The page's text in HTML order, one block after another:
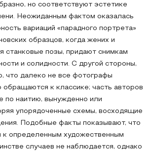
но соответствуют эстетике
Неожиданным фактом оказалась
вариаций «парадного портрета»
образцов, когда жених и
станковые позы, придают снимкам
и солидности. С другой стороны,
что далеко не все фотографы
обращаются к классике; часть авторов
по наитию, вынужденно или
упорядоченные схемы, восходящие
Подобные факты показывают, что
к определенным художественным
случаев не наблюдается, однако